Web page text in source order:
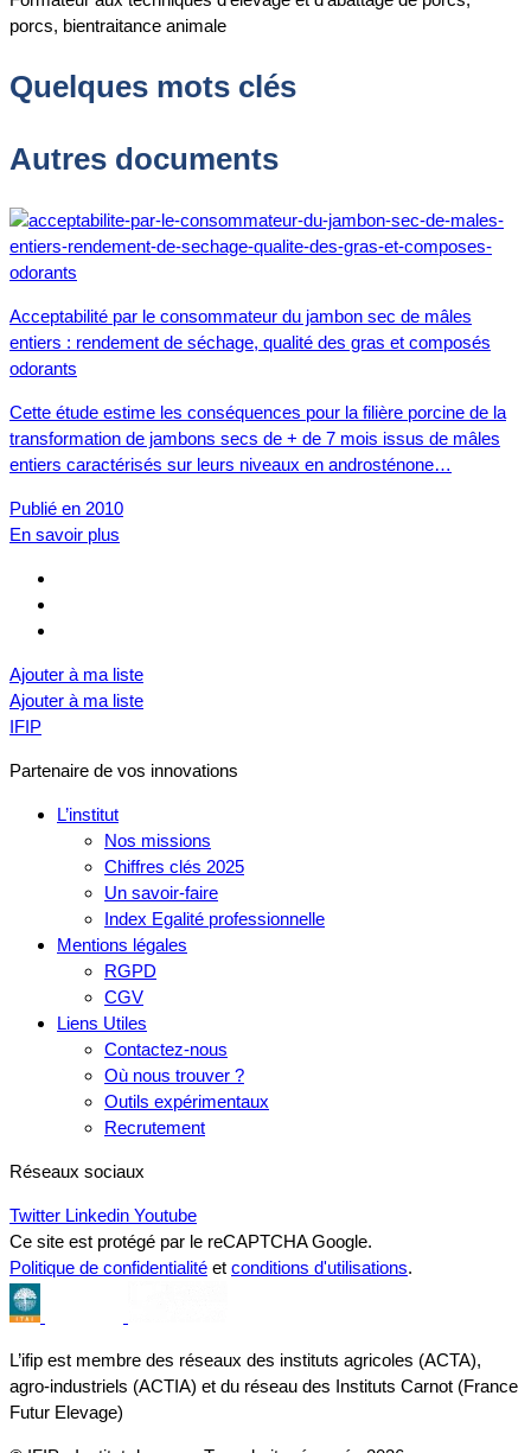
porcs, bientraitance animale
Quelques mots clés
Autres documents
Acceptabilité par le consommateur du jambon sec de mâles
entiers : rendement de séchage, qualité des gras et composés
odorants
Cette étude estime les conséquences pour la filière porcine de la
transformation de jambons secs de + de 7 mois issus de mâles
entiers caractérisés sur leurs niveaux en androsténone…
Publié en 2010
En savoir plus
Ajouter à ma liste
Ajouter à ma liste
IFIP
Partenaire de vos innovations
L’institut
Nos missions
Chiffres clés 2025
Un savoir-faire
Index Egalité professionnelle
Mentions légales
RGPD
CGV
Liens Utiles
Contactez-nous
Où nous trouver ?
Outils expérimentaux
Recrutement
Réseaux sociaux
Twitter Linkedin Youtube
Ce site est protégé par le reCAPTCHA Google.
Politique de confidentialité et conditions d'utilisations.
L’ifip est membre des réseaux des instituts agricoles (ACTA),
agro-industriels (ACTIA) et du réseau des Instituts Carnot (France
Futur Elevage)